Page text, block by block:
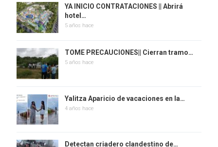
YA INICIO CONTRATACIONES || Abrirá
hotel…
5 años hace
TOME PRECAUCIONES|| Cierran tramo…
5 años hace
Yalitza Aparicio de vacaciones en la…
4 años hace
Detectan criadero clandestino de…